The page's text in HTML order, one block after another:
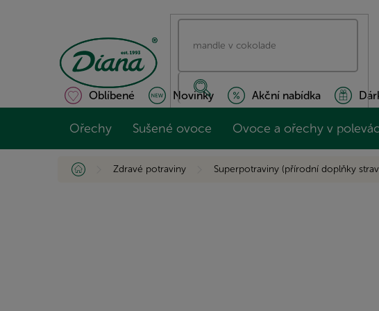
Oblíbené Novinky Akční nabídka
Ořechy Sušené ovoce Ovoce a ořechy v
Domů Zdravé potraviny Superpotraviny (přírodní doplňky